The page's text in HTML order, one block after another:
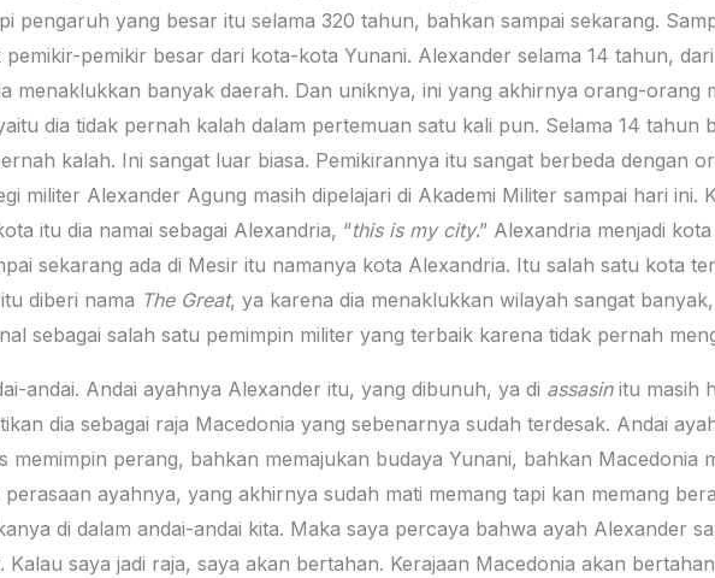
pengaruh yang besar itu selama 320 tahun, bahkan sampai sekarang.
pemikir besar dari kota-kota Yunani. Alexander selama 14 tahun,
menaklukkan banyak daerah. Dan uniknya, ini yang akhirnya orang-orang
dia tidak pernah kalah dalam pertemuan satu kali pun. Selama 14 tahun
kalah. Ini sangat luar biasa. Pemikirannya itu sangat berbeda dengan
militer Alexander Agung masih dipelajari di Akademi Militer sampai hari ini.
itu dia namai sebagai Alexandria, “this is my city.” Alexandria menjadi
sekarang ada di Mesir itu namanya kota Alexandria. Itu salah satu kota
diberi nama The Great, ya karena dia menaklukkan wilayah sangat
sebagai salah satu pemimpin militer yang terbaik karena tidak pernah
andai. Andai ayahnya Alexander itu, yang dibunuh, ya di assasinitu masih
dia sebagai raja Macedonia yang sebenarnya sudah terdesak. Andai
memimpin perang, bahkan memajukan budaya Yunani, bahkan Macedonia
ayahnya, yang akhirnya sudah mati memang tapi kan memang
di dalam andai-andai kita. Maka saya percaya bahwa ayah Alexander
Kalau saya jadi raja, saya akan bertahan. Kerajaan Macedonia akan